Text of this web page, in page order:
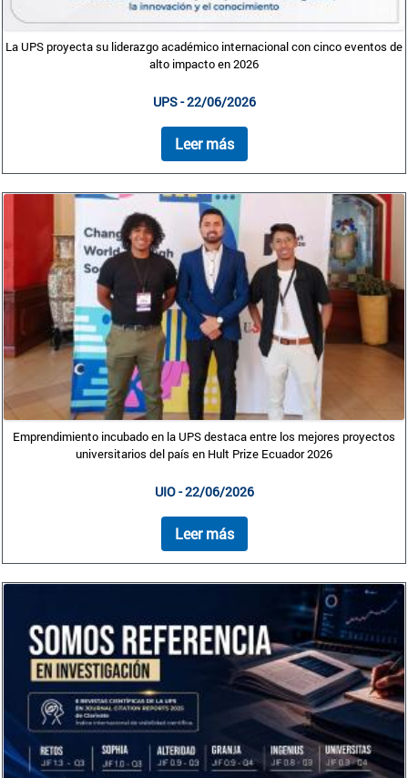
La UPS proyecta su liderazgo académico internacional con cinco eventos de
alto impacto en 2026
UPS - 22/06/2026
Leer más
Emprendimiento incubado en la UPS destaca entre los mejores proyectos
universitarios del país en Hult Prize Ecuador 2026
UIO - 22/06/2026
Leer más